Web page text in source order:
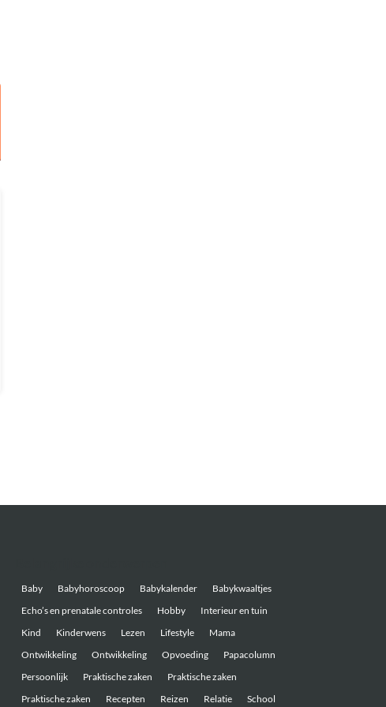
Baby Babyhoroscoop Babykalender
Babykwaaltjes
Echo’s en prenatale controles
Hobby
Interieur en tuin
Kind
Kinderwens Lezen Lifestyle
Mama
Ontwikkeling
Ontwikkeling Opvoeding
Papacolumn
Persoonlijk
Praktische zaken
Praktische zaken
Praktische zaken
Recepten Reizen Relatie School